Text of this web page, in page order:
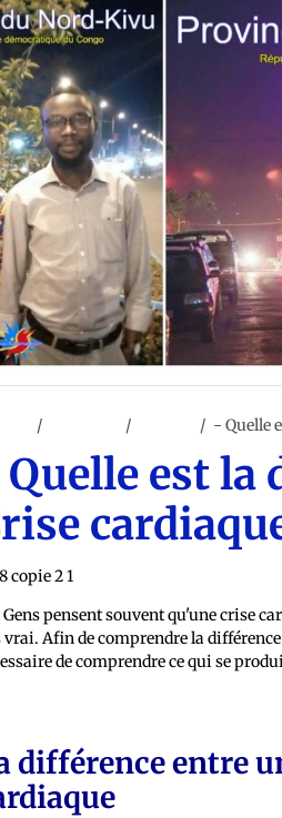
- Quelle
est la
Gens pensent souvent qu'une crise
vrai. Afin de comprendre la
de comprendre ce qui se
différence entre